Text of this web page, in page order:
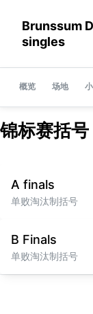
Brunssum
singles
概览 场地
锦标赛括号
A finals
单败淘汰制括号
B Finals
单败淘汰制括号